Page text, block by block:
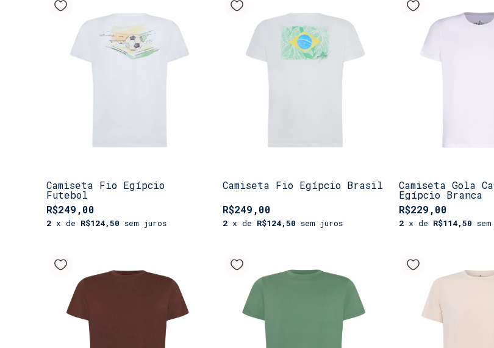
Camiseta Fio Egípcio
Futebol
R$249,00
2 x de R$124,50 sem juros
Camiseta Fio Egípcio Brasil
R$249,00
2 x de R$124,50 sem juros
Camiseta Gola
Egípcio Branca
R$229,00
2 x de R$114,50